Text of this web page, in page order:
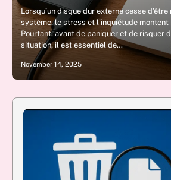
Lorsqu’un disque dur externe cesse
système, le stress et l’inquiétude montent
Pourtant, avant de paniquer et de risquer
situation, il est essentiel de…
November 14, 2025